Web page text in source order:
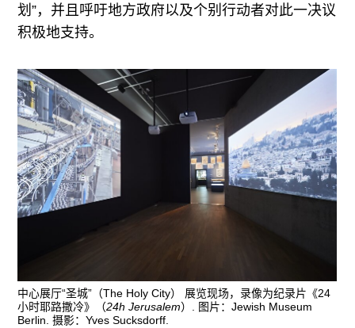
划”，并且呼吁地方政府以及个别行动者对此一决议
积极地支持。
中心展厅“圣城”（The Holy City） 展览现场，录像为纪录片《24
小时耶路撒冷》（24h Jerusalem）. 图片：Jewish Museum
Berlin. 摄影：Yves Sucksdorff.